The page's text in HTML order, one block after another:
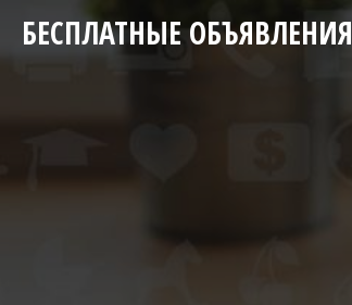
БЕСПЛАТНЫЕ ОБЪЯВЛЕНИЯ